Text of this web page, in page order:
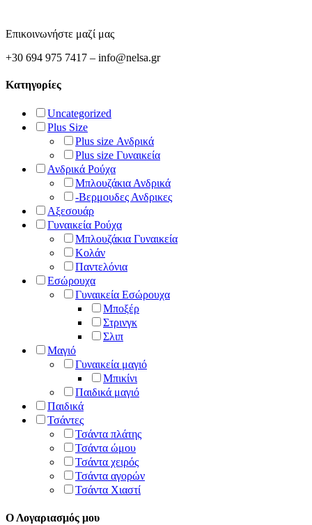
στη
του
Επικοινωνήστε μαζί μας
+30 694 975 7417 – info@nelsa.gr
Κατηγορίες
Uncategorized
Plus Size
Plus size Ανδρικά
Plus size Γυναικεία
Ανδρικά Ρούχα
Μπλουζάκια Ανδρικά
-Βερμουδες Ανδρικες
Αξεσουάρ
Γυναικεία Ρούχα
Μπλουζάκια Γυναικεία
Κολάν
Παντελόνια
Εσώρουχα
Γυναικεία Εσώρουχα
Μποξέρ
Στρινγκ
Σλιπ
Μαγιό
Γυναικεία μαγιό
Μπικίνι
Παιδικά μαγιό
Παιδικά
Τσάντες
Τσάντα πλάτης
Τσάντα ώμου
Τσάντα χειρός
Τσάντα αγορών
Τσάντα Χιαστί
Ο Λογαριασμός μου